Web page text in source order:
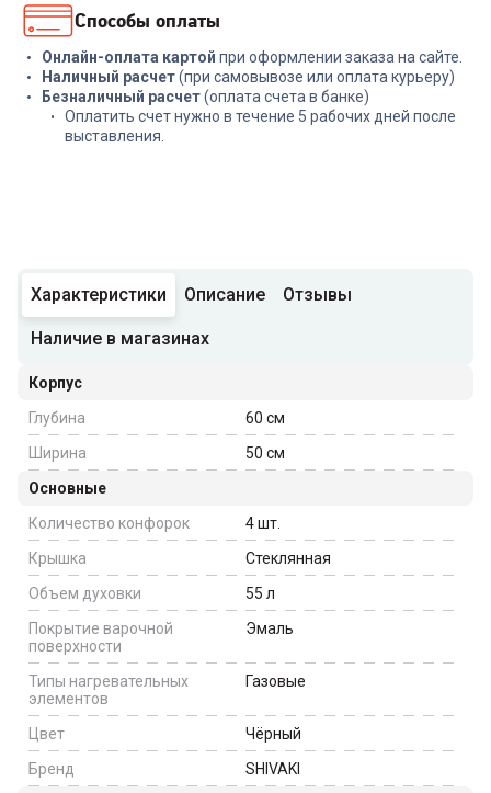
Способы оплаты
Онлайн-оплата картой при оформлении заказа на сайте.
Наличный расчет(при самовывозе или оплата курьеру)
Безналичный расчет(оплата счета в банке)
Оплатить счет нужно в течение 5 рабочих дней после
выставления.
Характеристики Описание Отзывы
Наличие в магазинах
Корпус
Глубина
60 см
Ширина
50 см
Основные
Количество конфорок
4шт.
Крышка
Стеклянная
Объем духовки
55 л
Покрытие варочной
поверхности
Эмаль
Типы нагревательных
элементов
Газовые
Цвет
Чёрный
Бренд
SHIVAKI